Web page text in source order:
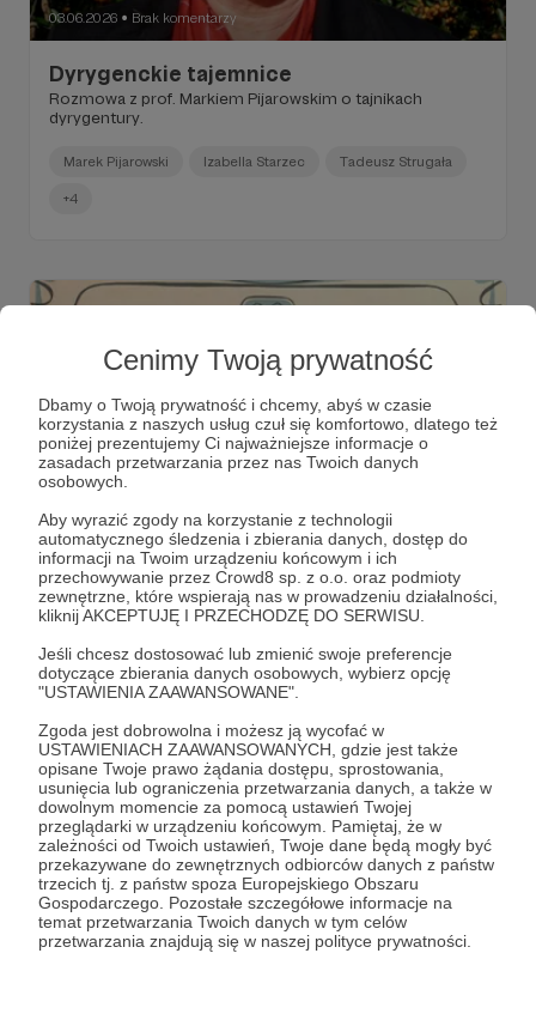
Cenimy Twoją prywatność
Dbamy o Twoją prywatność i chcemy, abyś w czasie
korzystania z naszych usług czuł się komfortowo, dlatego też
poniżej prezentujemy Ci najważniejsze informacje o
zasadach przetwarzania przez nas Twoich danych
osobowych.
Aby wyrazić zgody na korzystanie z technologii
automatycznego śledzenia i zbierania danych, dostęp do
informacji na Twoim urządzeniu końcowym i ich
przechowywanie przez Crowd8 sp. z o.o. oraz podmioty
zewnętrzne, które wspierają nas w prowadzeniu działalności,
kliknij AKCEPTUJĘ I PRZECHODZĘ DO SERWISU.
Jeśli chcesz dostosować lub zmienić swoje preferencje
dotyczące zbierania danych osobowych, wybierz opcję
"USTAWIENIA ZAAWANSOWANE".
Zgoda jest dobrowolna i możesz ją wycofać w
USTAWIENIACH ZAAWANSOWANYCH, gdzie jest także
opisane Twoje prawo żądania dostępu, sprostowania,
usunięcia lub ograniczenia przetwarzania danych, a także w
dowolnym momencie za pomocą ustawień Twojej
przeglądarki w urządzeniu końcowym. Pamiętaj, że w
zależności od Twoich ustawień, Twoje dane będą mogły być
przekazywane do zewnętrznych odbiorców danych z państw
trzecich tj. z państw spoza Europejskiego Obszaru
Gospodarczego. Pozostałe szczegółowe informacje na
temat przetwarzania Twoich danych w tym celów
przetwarzania znajdują się w naszej polityce prywatności.
03.06.2026 ● Brak komentarzy
Dyrygenckie tajemnice
Rozmowa z prof. Markiem Pijarowskim o tajnikach
dyrygentury.
Marek Pijarowski Izabella Starzec Tadeusz Strugała
+4
26.08.2025 ● Brak komentarzy
Muzyczna kolebka
Wywiad z Marią Zawartko, prezeską Stowarzyszenia
znaczeniu najstarszego w powojennym Wrocławiu
stowarzyszenia muzycznego, które było kolebką wielu
bezcennych inicjatyw.
Dolnośląskie Towarzystwo Muzyczne
Izabella Starzec +7